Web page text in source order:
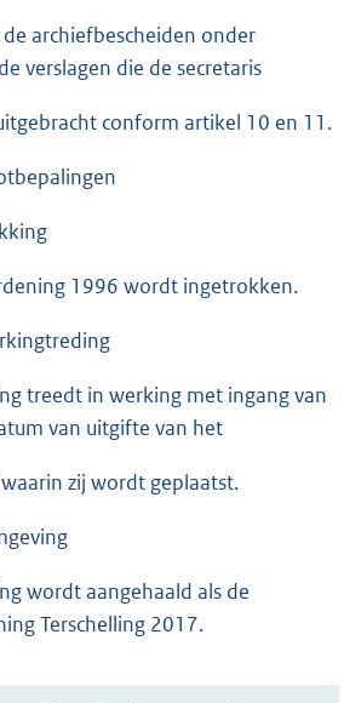
archiefbescheiden onder
verslagen die de secretaris
conform artikel 10 en 11.
1996 wordt ingetrokken.
treedt in werking met ingang van
van uitgifte van het
zij wordt geplaatst.
wordt aangehaald als de
Terschelling 2017.